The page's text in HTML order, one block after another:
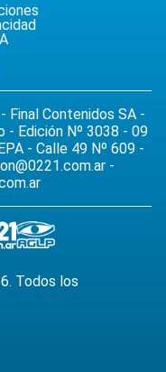
Final Contenidos SA -
- Edición Nº 3038 - 09
- Calle 49 Nº 609 -
-
Todos los